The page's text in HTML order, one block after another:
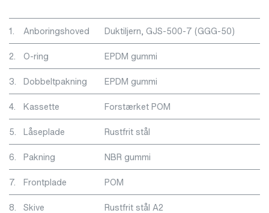
1. Anboringshoved
Duktiljern, GJS-500-7 (GGG-50)
2.
O-ring
EPDM gummi
3.
Dobbeltpakning
EPDM gummi
4.
Kassette
Forstærket POM
5.
Låseplade
Rustfrit stål
6.
Pakning
NBR gummi
7.
Frontplade
POM
8.
Skive
Rustfrit stål A2